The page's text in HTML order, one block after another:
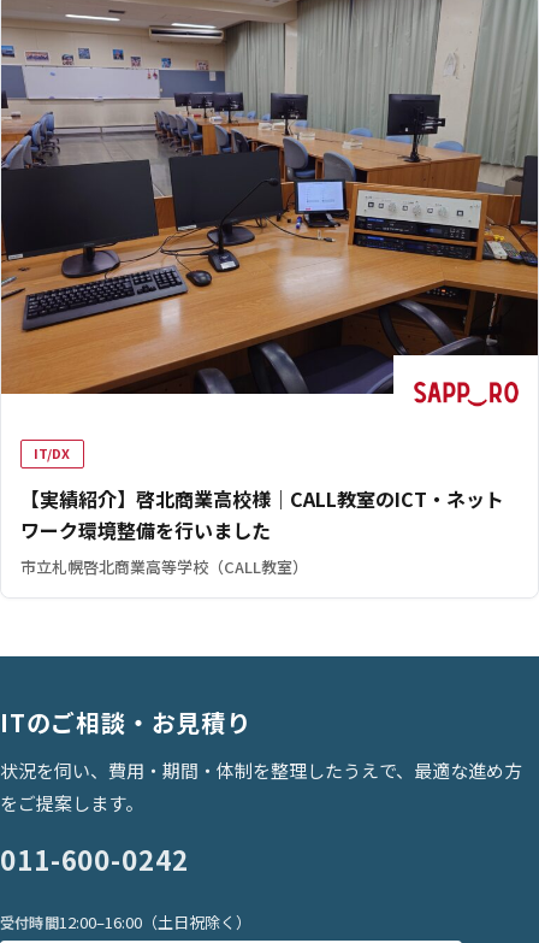
IT/DX
【実績紹介】啓北商業高校様｜CALL教室のICT・ネット
ワーク環境整備を行いました
市立札幌啓北商業高等学校（CALL教室）
ITのご相談・お見積り
状況を伺い、費用・期間・体制を整理したうえで、最適な進め方
をご提案します。
011-600-0242
受付時間12:00–16:00（土日祝除く）